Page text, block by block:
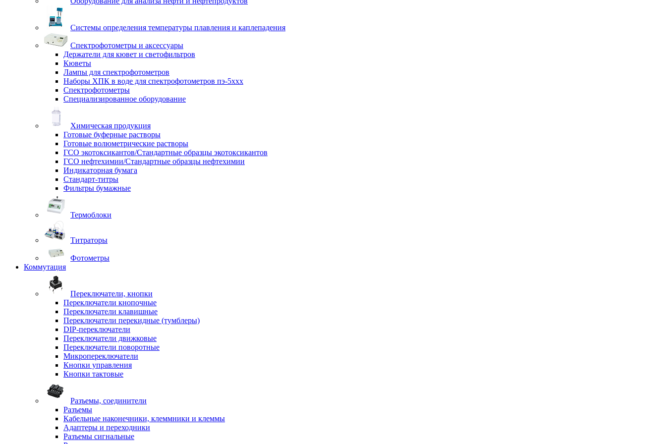
Системы определения температуры плавления и каплепадения
Спектрофотометры и аксессуары
Держатели для кювет и светофильтров
Кюветы
Лампы для спектрофотометров
Наборы ХПК в воде для спектрофотометров пэ-5ххх
Спектрофотометры
Специализированное оборудование
Химическая продукция
Готовые буферные растворы
Готовые волюметрические растворы
ГСО экотоксикантов/Стандартные образцы экотоксикантов
ГСО нефтехимии/Стандартные образцы нефтехимии
Индикаторная бумага
Стандарт-титры
Фильтры бумажные
Термоблоки
Титраторы
Фотометры
Коммутация
Переключатели, кнопки
Переключатели кнопочные
Переключатели клавишные
Переключатели перекидные (тумблеры)
DIP-переключатели
Переключатели движковые
Переключатели поворотные
Микропереключатели
Кнопки управления
Кнопки тактовые
Разъемы, соединители
Разъемы
Кабельные наконечники, клеммники и клеммы
Адаптеры и переходники
Разъемы сигнальные